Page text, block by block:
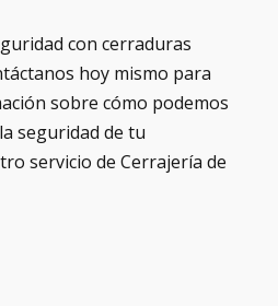
con cerraduras
hoy mismo para
sobre cómo podemos
seguridad de tu
servicio de Cerrajería de